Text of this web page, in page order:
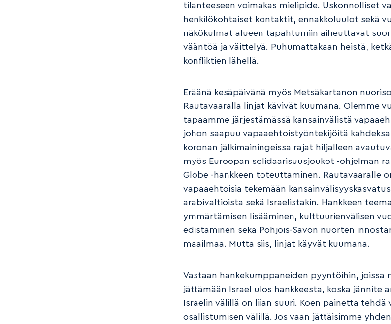
tilanteeseen voimakas mielipide. Uskonnolliset
henkilökohtaiset kontaktit, ennakkoluulot sekä
näkökulmat alueen tapahtumiin aiheuttavat
vääntöä ja väittelyä. Puhumattakaan heistä,
konfliktien lähellä.
Eräänä kesäpäivänä myös Metsäkartanon
Rautavaaralla linjat kävivät kuumana. Olemme
tapaamme järjestämässä kansainvälistä
johon saapuu vapaaehtoistyöntekijöitä
koronan jälkimainingeissa rajat hiljalleen
myös Euroopan solidaarisuusjoukot -ohjelman
Globe -hankkeen toteuttaminen. Rautavaaralle
vapaaehtoisia tekemään
arabivaltioista sekä Israelistakin. Hankkeen
ymmärtämisen lisääminen, kulttuurienvälisen
edistäminen sekä Pohjois-Savon nuorten
maailmaa. Mutta siis, linjat käyvät kuumana.
Vastaan hankekumppaneiden pyyntöihin, joissa
jättämään Israel ulos hankkeesta, koska jännite
Israelin välillä on liian suuri. Koen painetta tehdä
osallistumisen välillä. Jos vaan jättäisimme